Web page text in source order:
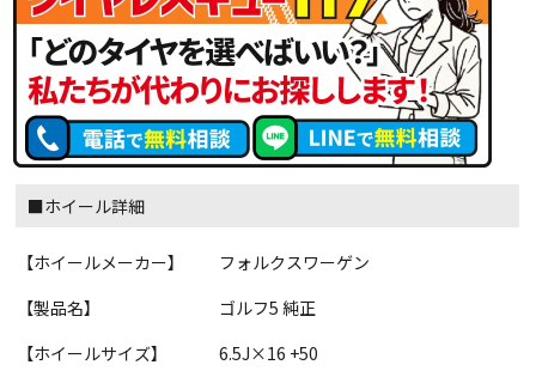
■ホイール詳細
【ホイールメーカー】
フォルクスワーゲン
【製品名】
ゴルフ5 純正
【ホイールサイズ】
6.5J×16 +50